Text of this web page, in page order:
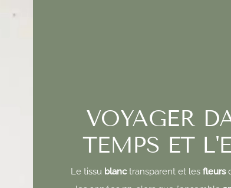
VOYAGER
TEMPS ET
Le tissu blanctransparent et lesfleurs